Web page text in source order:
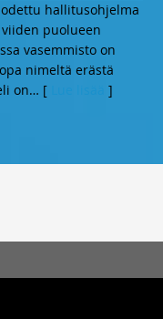
hallitusohjelma
puolueen
vasemmisto on
nimeltä erästä
on… [ ]